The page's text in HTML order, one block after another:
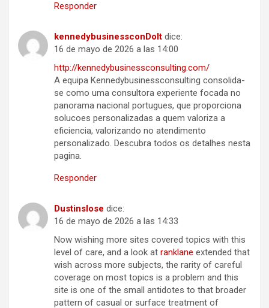
Responder
kennedybusinessconDoIt dice:
16 de mayo de 2026 a las 14:00
http://kennedybusinessconsulting.com/
A equipa Kennedybusinessconsulting consolida-
se como uma consultora experiente focada no
panorama nacional portugues, que proporciona
solucoes personalizadas a quem valoriza a
eficiencia, valorizando no atendimento
personalizado. Descubra todos os detalhes nesta
pagina.
Responder
Dustinslose dice:
16 de mayo de 2026 a las 14:33
Now wishing more sites covered topics with this
level of care, and a look at ranklane extended that
wish across more subjects, the rarity of careful
coverage on most topics is a problem and this
site is one of the small antidotes to that broader
pattern of casual or surface treatment of